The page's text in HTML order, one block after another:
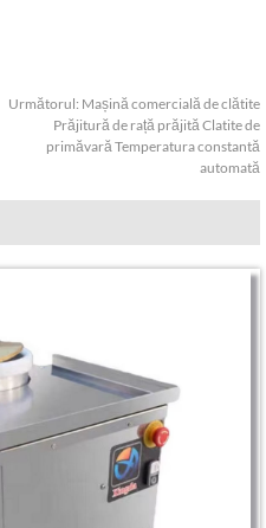
Următorul: Mașină comercială de clătite
Prăjitură de rață prăjită Clatite de
primăvară Temperatura constantă
automată